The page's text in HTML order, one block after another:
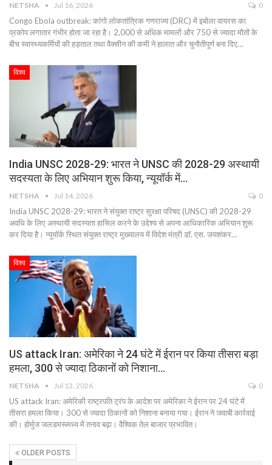
NETSHA Jul 16, 2026 0
Congo Ebola outbreak: कांगो लोकतांत्रिक गणराज्य (DRC) में इबोला वायरस का
प्रकोप लगातार गंभीर होता जा रहा है। 2,000 से अधिक मामलों और 750 से ज्यादा मौतों के
बीच स्वास्थ्यकर्मियों की हड़ताल तथा वैक्सीन की कमी ने हालात और चुनौतीपूर्ण बना दिए…
विश्व
India UNSC 2028-29: भारत ने UNSC की 2028-29 अस्थायी
सदस्यता के लिए अभियान शुरू किया, न्यूयॉर्क में…
NETSHA Jul 14, 2026 0
India UNSC 2028-29: भारत ने संयुक्त राष्ट्र सुरक्षा परिषद (UNSC) की 2028-29
अवधि के लिए अस्थायी सदस्यता हासिल करने के उद्देश्य से अपना आधिकारिक अभियान शुरू
कर दिया है। न्यूयॉर्क स्थित संयुक्त राष्ट्र मुख्यालय में विदेश मंत्री डॉ. एस. जयशंकर…
विश्व
US attack Iran: अमेरिका ने 24 घंटे में ईरान पर किया तीसरा बड़ा
हमला, 300 से ज्यादा ठिकानों को निशाना…
NETSHA Jul 13, 2026 0
US attack Iran: अमेरिकी राष्ट्रपति ट्रंप के आदेश पर अमेरिका ने ईरान पर 24 घंटे में
तीसरा हमला किया। 300 से ज्यादा ठिकानों को निशाना बनाया गया। ईरान ने जवाबी कार्रवाई
की। होर्मुज जलडमरूमध्य में तनाव बढ़ा। वैश्विक तेल बाजार प्रभावित।
OLDER POSTS